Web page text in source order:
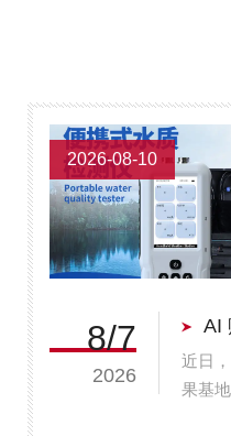
2026-08-10
8/7
2026
近日
果基